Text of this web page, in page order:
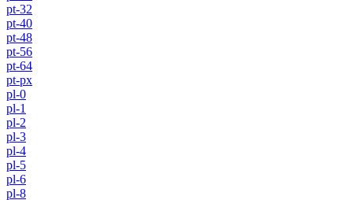
pt-32
pt-40
pt-48
pt-56
pt-64
pt-px
pl-0
pl-1
pl-2
pl-3
pl-4
pl-5
pl-6
pl-8